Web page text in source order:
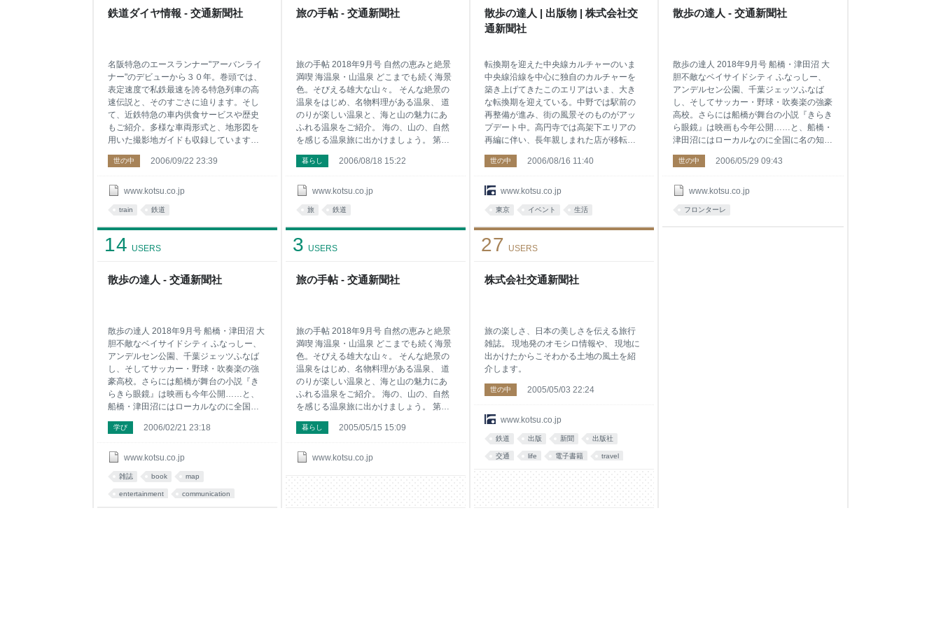
鉄道ダイヤ情報 - 交通新聞社
www.kotsu.co.jp
名阪特急のエースランナー"アーバンライ
ナー"のデビューから３０年。巻頭では、
表定速度で私鉄最速を誇る特急列車の高
速伝説と、そのすごさに迫ります。そし
て、近鉄特急の車内供食サービスや歴史
もご紹介。多様な車両形式と、地形図を
用いた撮影地ガイドも収録しています。
また、今月から連載がスタートした「鉄
道英雄[ＨＥＲＯ]完全密着」では、京成電
し、業務の流れやインタビュー記事を掲
る「近鉄特急」。現状を一度整理する
と、これからの変化がいっそう楽しめま
す。 ★CONTENTS★ 特集：近鉄特急 ●ア
ーバンライナー高速列伝 ●アーバンライナ
に新型車両登場！ ●ユニークな車内供食サ
世の中 2006/09/22 23:39
train 鉄道
旅の手帖 - 交通新聞社
www.kotsu.co.jp
旅の手帖 2018年9月号 自然の恵みと絶景
満喫 海温泉・山温泉 どこまでも続く海景
色。そびえる雄大な山々。 そんな絶景の
温泉をはじめ、名物料理がある温泉、 道
のりが楽しい温泉と、海と山の魅力にあ
ふれる温泉をご紹介。 海の、山の、自然
を感じる温泉旅に出かけましょう。 第２
特集 非日常な洋上で遊ぶ お気軽クルー
ズ！ 飛行機や鉄道ではなく、 船での移動
ます。 でも“クルーズ”というと、敷居が高
ときは、ちょっぴりおしゃれに大人の時
間を演出してくれる ランチ＆ディナーク
ルーズや、移動中もクルーズ気分が楽し
める フェリーの旅はいかが。好みのスタ
暮らし 2006/08/18 15:22
旅 鉄道
散歩の達人 | 出版物 | 株式会社交
通新聞社
www.kotsu.co.jp
転換期を迎えた中央線カルチャーのいま
中央線沿線を中心に独自のカルチャーを
築き上げてきたこのエリアはいま、大き
な転換期を迎えている。中野では駅前の
再整備が進み、街の風景そのものがアッ
プデート中。高円寺では高架下エリアの
再編に伴い、長年親しまれた店が移転や
新たな選択を迫られている。阿佐ケ谷で
も世代交代の波が訪れ、老舗の閉店が話
たな担い手も現れている。街が更新され
るものだ。 新章へと続いていく街のいま
を歩こう。 詳しく見る
世の中 2006/08/16 11:40
東京 イベント 生活
散歩の達人 - 交通新聞社
www.kotsu.co.jp
散歩の達人 2018年9月号 船橋・津田沼 大
胆不敵なベイサイドシティ ふなっしー、
アンデルセン公園、千葉ジェッツふなば
し、そしてサッカー・野球・吹奏楽の強豪
高校。さらには船橋が舞台の小説『きらき
ら眼鏡』は映画も今年公開……と、船橋・
津田沼にはローカルなのに全国に名の知れ
たものがたくさんある。大型ショッピング
モールや交通網も充実し、潮干狩りができ
ベッドタウン”ではなく、一大“発信拠点”で
れず独自に突き進む大胆不敵なベイサイド
世の中 2006/05/29 09:43
フロンターレ
散歩の達人 - 交通新聞社
14 USERS
www.kotsu.co.jp
散歩の達人 2018年9月号 船橋・津田沼 大
胆不敵なベイサイドシティ ふなっしー、
アンデルセン公園、千葉ジェッツふなば
し、そしてサッカー・野球・吹奏楽の強
豪高校。さらには船橋が舞台の小説『き
らきら眼鏡』は映画も今年公開……と、
船橋・津田沼にはローカルなのに全国に
名の知れたものがたくさんある。大型シ
ョッピングモールや交通網も充実し、潮
は今や “東京のベッドタウン”ではなく、一
都市。変化を恐れず独自に突き進む大胆
不敵なベイサイドシティの魅力をたっぷ
学び 2006/02/21 23:18
雑誌 book map
entertainment communication
旅の手帖 - 交通新聞社
3 USERS
www.kotsu.co.jp
旅の手帖 2018年9月号 自然の恵みと絶景
満喫 海温泉・山温泉 どこまでも続く海景
色。そびえる雄大な山々。 そんな絶景の
温泉をはじめ、名物料理がある温泉、 道
のりが楽しい温泉と、海と山の魅力にあ
ふれる温泉をご紹介。 海の、山の、自然
を感じる温泉旅に出かけましょう。 第２
特集 非日常な洋上で遊ぶ お気軽クルー
ズ！ 飛行機や鉄道ではなく、 船での移動
ます。 でも“クルーズ”というと、敷居が高
暮らし 2005/05/15 15:09
株式会社交通新聞社
27 USERS
www.kotsu.co.jp
旅の楽しさ、日本の美しさを伝える旅行
雑誌。 現地発のオモシロ情報や、 現地に
出かけたからこそわかる土地の風土を紹
介します。
世の中 2005/05/03 22:24
鉄道 出版 新聞 出版社
交通 life 電子書籍 travel